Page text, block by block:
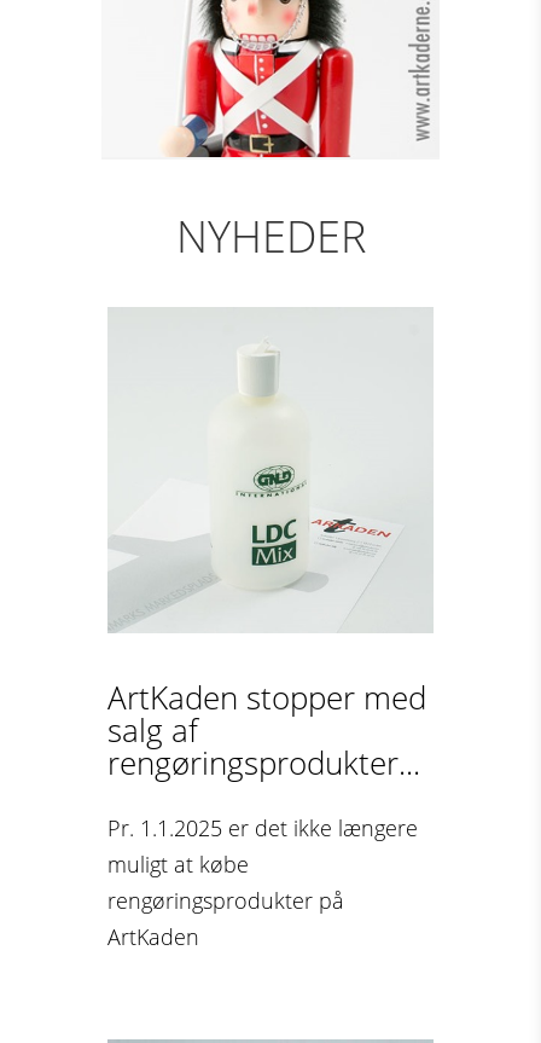
Se detajler
NYHEDER
ArtKaden stopper med
salg af
rengøringsprodukter...
Pr. 1.1.2025 er det ikke længere
muligt at købe
rengøringsprodukter på
ArtKaden